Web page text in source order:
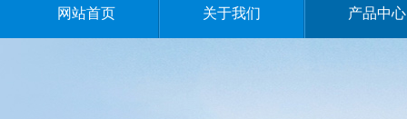
网站首页 关于我们 产品中心